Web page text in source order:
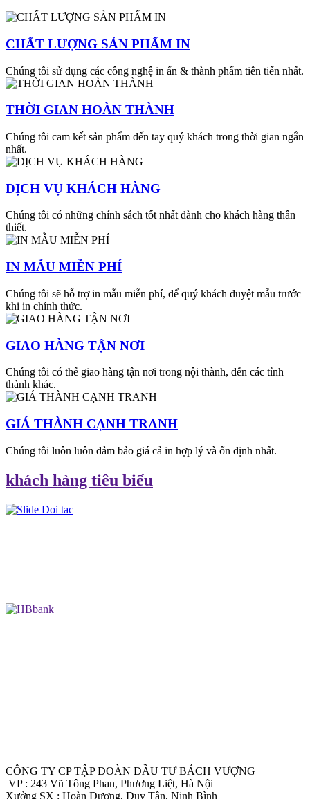
CHẤT LƯỢNG SẢN PHẨM IN
Chúng tôi sử dụng các công nghệ in ấn & thành phẩm tiên tiến nhất.
THỜI GIAN HOÀN THÀNH
Chúng tôi cam kết sản phẩm đến tay quý khách trong thời gian ngắn
nhất.
DỊCH VỤ KHÁCH HÀNG
Chúng tôi có những chính sách tốt nhất dành cho khách hàng thân
thiết.
IN MẪU MIỄN PHÍ
Chúng tôi sẽ hỗ trợ in mẫu miễn phí, để quý khách duyệt mẫu trước
khi in chính thức.
GIAO HÀNG TẬN NƠI
Chúng tôi có thể giao hàng tận nơi trong nội thành, đến các tỉnh
thành khác.
GIÁ THÀNH CẠNH TRANH
Chúng tôi luôn luôn đảm bảo giá cả in hợp lý và ổn định nhất.
khách hàng tiêu biểu
CÔNG TY CP TẬP ĐOÀN ĐẦU TƯ BÁCH VƯỢNG
VP : 243 Vũ Tông Phan, Phương Liệt, Hà Nội
Xưởng SX : Hoàn Dương, Duy Tân, Ninh Bình